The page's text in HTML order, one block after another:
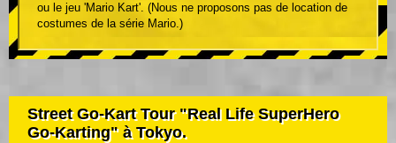
ou le jeu 'Mario Kart'. (Nous ne proposons pas de location de
costumes de la série Mario.)
Street Go-Kart Tour "Real Life SuperHero
Go-Karting" à Tokyo.